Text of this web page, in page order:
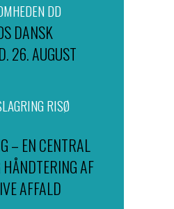
DD
DANSK
26. AUGUST
RISØ
– EN CENTRAL
AF
AFFALD